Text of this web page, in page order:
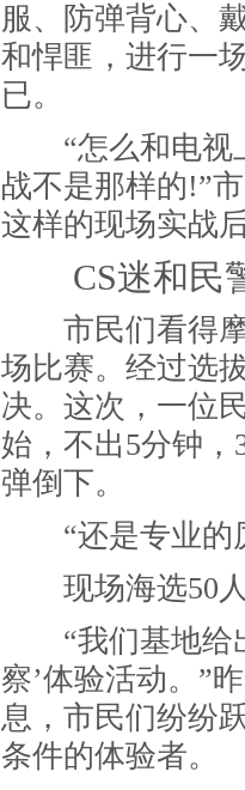
服、防弹背心、
和悍匪，进行一
已。
“怎么和电视
战不是那样的!”
这样的现场实战
CS迷和民
市民们看得摩
场比赛。经过选
决。这次，一位
始，不出5分钟，
弹倒下。
“还是专业的
现场海选50
“我们基地给
察’体验活动。 ”
息，市民们纷纷
条件的体验者。